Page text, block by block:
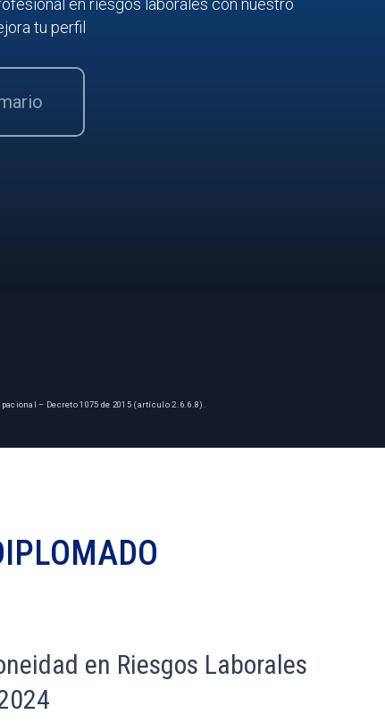
en riesgos laborales con nuestro
tu perfil
– Decreto 1075 de 2015 (artículo 2.6.6.8).
en Riesgos Laborales